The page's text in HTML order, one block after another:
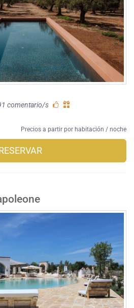
comentario/s
Precios a partir por habitación / noche